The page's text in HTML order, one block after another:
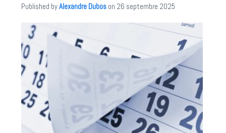
Published byAlexandre Dubos on 26 septembre 2025